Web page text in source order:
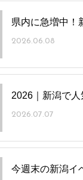
県内に急増中！
2026.06.08
2026｜新潟で
2026.07.07
今週末の新潟イ